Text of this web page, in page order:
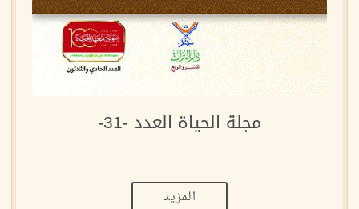
مجلة الحياة العدد -31-
المزيد